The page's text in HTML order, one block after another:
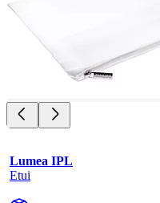
Lumea IPL
Etui